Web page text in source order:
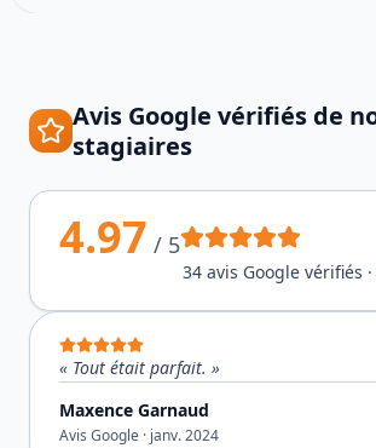
Avis Google vérifiés de
stagiaires
4.97 / 5
34 avis Google vérifiés
« Tout était parfait. »
Maxence Garnaud
Avis Google · janv. 2024